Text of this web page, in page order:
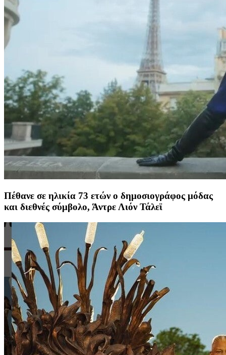
Πέθανε σε ηλικία 73 ετών ο δημοσιογράφος μόδας
και διεθνές σύμβολο, Άντρε Λιόν Τάλεϊ